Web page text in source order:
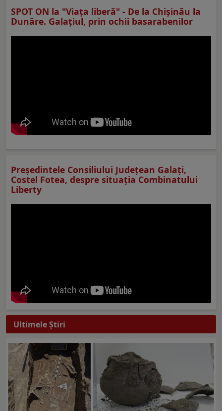
SPOT ON la "Viaţa liberă" - De la Chișinău la
Dunăre. Galațiul, prin ochii basarabenilor
Preşedintele Consiliului Judeţean Galaţi,
Costel Fotea, despre situaţia Combinatului
Liberty
Ultimele Ştiri